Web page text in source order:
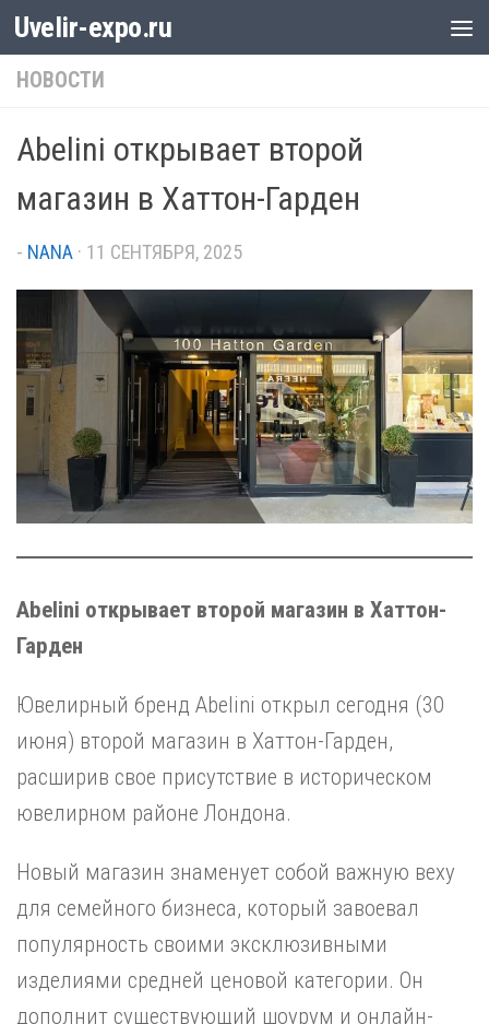
Перейти к содержимому
Uvelir-expo.ru
НОВОСТИ
Abelini открывает второй
магазин в Хаттон-Гарден
- NANA · 11 СЕНТЯБРЯ, 2025
Abelini открывает второй магазин в Хаттон-
Гарден
Ювелирный бренд Abelini открыл сегодня (30
июня) второй магазин в Хаттон-Гарден,
расширив свое присутствие в историческом
ювелирном районе Лондона.
Новый магазин знаменует собой важную веху
для семейного бизнеса, который завоевал
популярность своими эксклюзивными
изделиями средней ценовой категории. Он
дополнит существующий шоурум и онлайн-